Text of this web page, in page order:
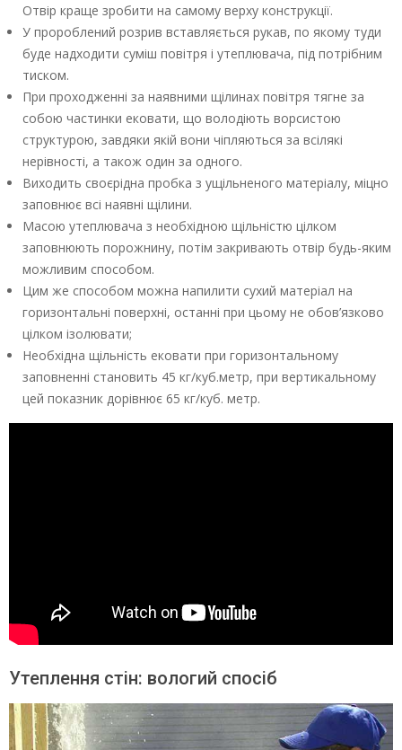
Отвір краще зробити на самому верху конструкції.
У пророблений розрив вставляється рукав, по якому туди
буде надходити суміш повітря і утеплювача, під потрібним
тиском.
При проходженні за наявними щілинах повітря тягне за
собою частинки ековати, що володіють ворсистою
структурою, завдяки якій вони чіпляються за всілякі
нерівності, а також один за одного.
Виходить своєрідна пробка з ущільненого матеріалу, міцно
заповнює всі наявні щілини.
Масою утеплювача з необхідною щільністю цілком
заповнюють порожнину, потім закривають отвір будь-яким
можливим способом.
Цим же способом можна напилити сухий матеріал на
горизонтальні поверхні, останні при цьому не обов’язково
цілком ізолювати;
Необхідна щільність ековати при горизонтальному
заповненні становить 45 кг/куб.метр, при вертикальному
цей показник дорівнює 65 кг/куб. метр.
Утеплення стін: вологий спосіб